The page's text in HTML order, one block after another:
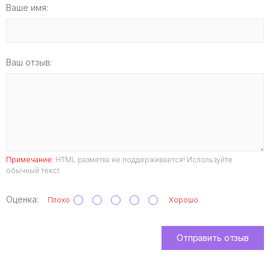
Ваше имя:
Ваш отзыв:
Примечание: HTML разметка не поддерживается! Используйте
обычный текст.
Оценка: Плохо Хорошо
Отправить отзыв